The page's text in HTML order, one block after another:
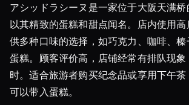
お
い
し
す
ぎ
る
アシッドラシーヌ是一家位于大阪天满桥
以其精致的蛋糕和甜点闻名。店内使用
供多种口味的选择，如巧克力、咖啡、
蛋糕。顾客评价高，店铺经常有排队现
时。适合旅游者购买纪念品或享用下午
可以带入蛋糕。